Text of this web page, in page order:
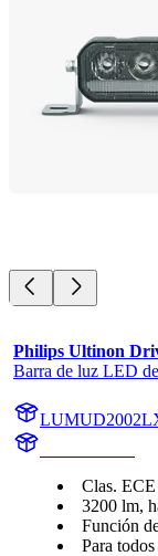
Philips Ultinon
Barra de luz LED
Clas. ECE
3200 lm,
Función
Para